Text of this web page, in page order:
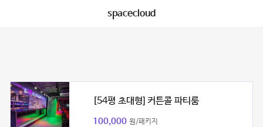
spacecloud
[54평 초대형] 커튼콜 파티룸
100,000 원/패키지